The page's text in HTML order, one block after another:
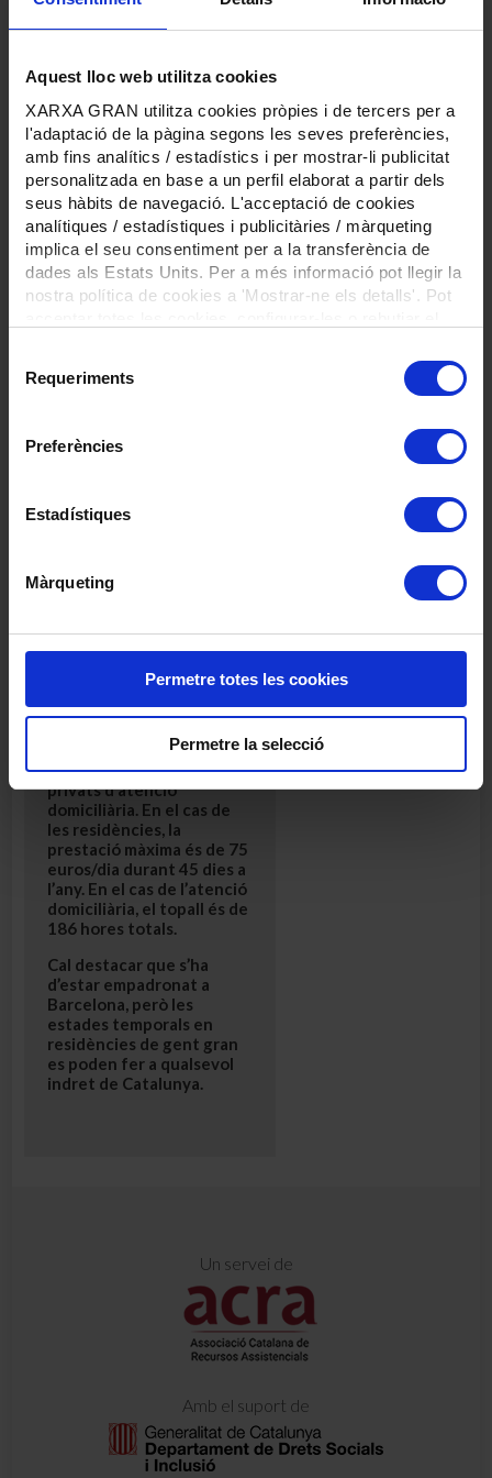
Aquest lloc web utilitza cookies
XARXA GRAN utilitza cookies pròpies i de tercers per a
l'adaptació de la pàgina segons les seves preferències,
amb fins analítics / estadístics i per mostrar-li publicitat
personalitzada en base a un perfil elaborat a partir dels
seus hàbits de navegació. L'acceptació de cookies
analítiques / estadístiques i publicitàries / màrqueting
implica el seu consentiment per a la transferència de
dades als Estats Units. Per a més informació pot llegir la
nostra política de cookies a 'Mostrar-ne els detalls'. Pot
Requeriments
Preferències
Estadístiques
Màrqueting
Permetre totes les cookies
Permetre la selecció
aquestestigui disponible
Catalunya (Girona, Lleida i
Tarragona).
Programa Respir
Plus
QUÈ ÉS?
És un programa de
millorar el benestar i la
situació de dependència i
i t’interessa saber més
sobre aquesta prestació,
pàgina web del Respir Plus
fent clicaquí.
Existeixen dues
modalitats de la prestació:
centres residencials i la
prestació de serveis
privats d’atenció
domiciliària. En el cas de
les residències, la
prestació màxima és de 75
euros/dia durant 45 dies a
l’any. En el cas de l’atenció
domiciliària, el topall és de
186 hores totals.
Cal destacar que s’ha
d’estar empadronat a
Barcelona, però les
estades temporals en
residències de gent gran
es poden fer a qualsevol
indret de Catalunya.
Un servei de
Amb el suport de